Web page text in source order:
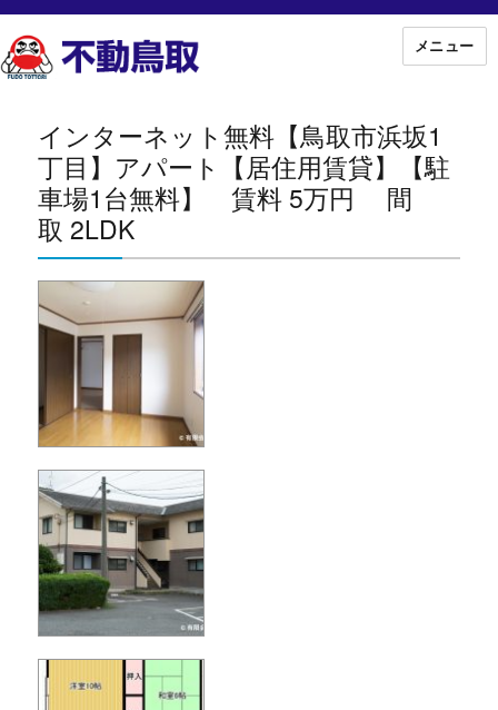
メニュー
インターネット無料【鳥取市浜坂1
丁目】アパート【居住用賃貸】【駐
車場1台無料】 賃料 5万円 間
取 2LDK